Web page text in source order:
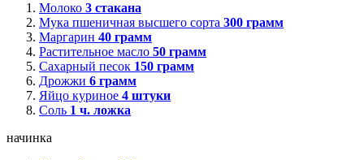
Молоко 3 стакана
Мука пшеничная высшего сорта 300 грамм
Маргарин 40 грамм
Растительное масло 50 грамм
Сахарный песок 150 грамм
Дрожжи 6 грамм
Яйцо куриное 4 штуки
Соль 1 ч. ложка
начинка